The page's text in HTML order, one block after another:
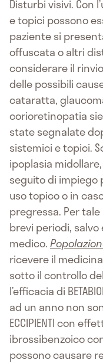
Disturbi visivi. Con
e topici possono
paziente si
offuscata o altri
considerare il
delle possibili
cataratta,
corioretinopatia
state segnalate
sistemici e topici.
ipoplasia
seguito di
uso topico o in
pregressa. Per
brevi periodi,
medico.
ricevere il
sotto il controllo
l’efficacia di
ad un anno non
ECCIPIENTI con
ibrossibenzoico
possono causare